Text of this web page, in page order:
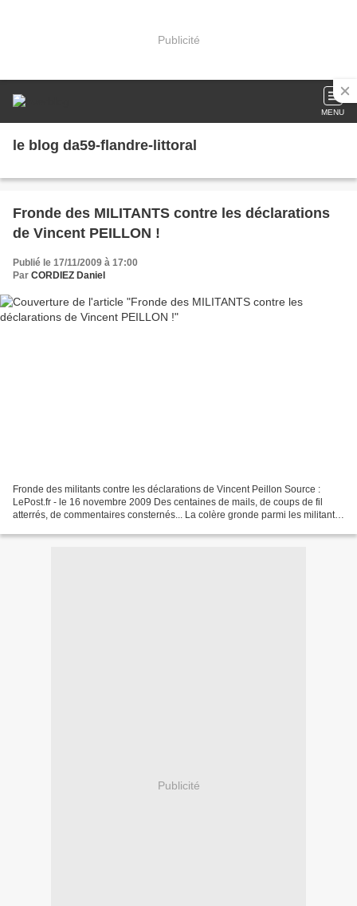
Publicité
MENU
le blog da59-flandre-littoral
Fronde des MILITANTS contre les déclarations
de Vincent PEILLON !
Publié le 17/11/2009 à 17:00
Par CORDIEZ Daniel
Fronde des militants contre les déclarations de Vincent Peillon Source :
LePost.fr - le 16 novembre 2009 Des centaines de mails, de coups de fil
atterrés, de commentaires consternés... La colère gronde parmi les militants
Publicité